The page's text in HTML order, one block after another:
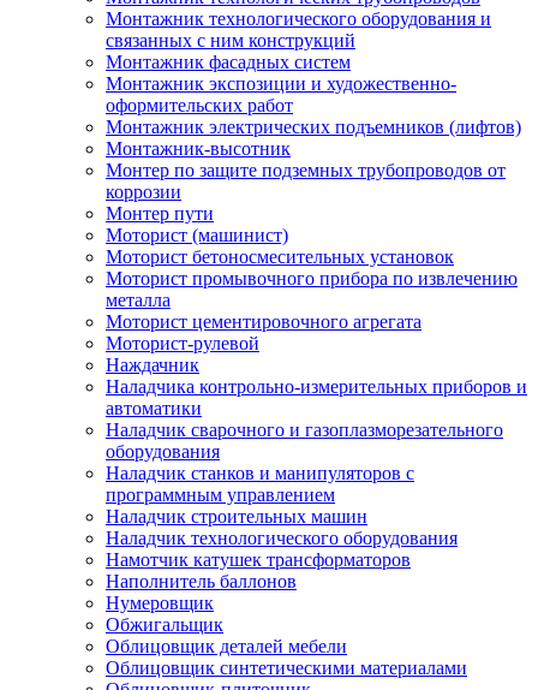
Монтажник технологического оборудования и
связанных с ним конструкций
Монтажник фасадных систем
Монтажник экспозиции и художественно-
оформительских работ
Монтажник электрических подъемников (лифтов)
Монтажник-высотник
Монтер по защите подземных трубопроводов от
коррозии
Монтер пути
Моторист (машинист)
Моторист бетоносмесительных установок
Моторист промывочного прибора по извлечению
металла
Моторист цементировочного агрегата
Моторист-рулевой
Наждачник
Наладчика контрольно-измерительных приборов и
автоматики
Наладчик сварочного и газоплазморезательного
оборудования
Наладчик станков и манипуляторов с
программным управлением
Наладчик строительных машин
Наладчик технологического оборудования
Намотчик катушек трансформаторов
Наполнитель баллонов
Нумеровщик
Обжигальщик
Облицовщик деталей мебели
Облицовщик синтетическими материалами